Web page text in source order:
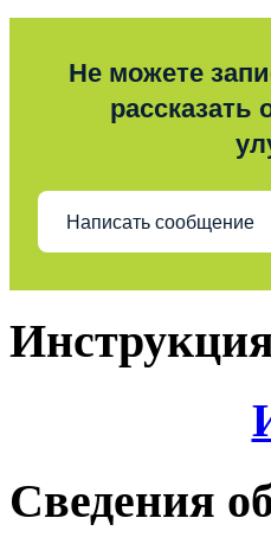
Не можете
рассказать
Написать сообщение
Сведения